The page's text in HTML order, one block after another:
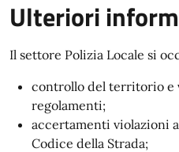
Ulteriori
Il settore Polizia Locale si
controllo del territorio e
regolamenti;
accertamenti violazioni
Codice della Strada;